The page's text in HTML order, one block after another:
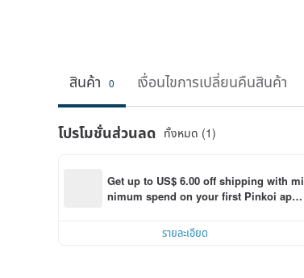
สินค้า 0 เงื่อนไขการเปลี่ยนคืนสินค้า
โปรโมชั่นส่วนลด ทั้งหมด (1)
Get up to US$ 6.00 off shipping with mi
nimum spend on your first Pinkoi app
รายละเอียด